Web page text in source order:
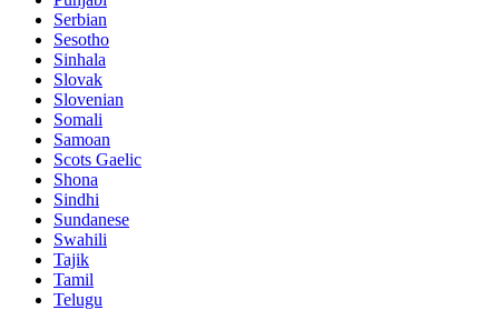
Serbian
Sesotho
Sinhala
Slovak
Slovenian
Somali
Samoan
Scots Gaelic
Shona
Sindhi
Sundanese
Swahili
Tajik
Tamil
Telugu